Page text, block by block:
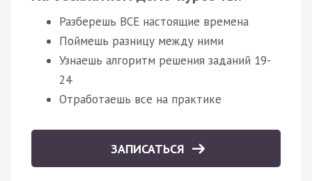
Разберешь ВСЕ настоящие времена
Поймешь разницу между ними
Узнаешь алгоритм решения заданий 19-
24
Отработаешь все на практике
ЗАПИСАТЬСЯ